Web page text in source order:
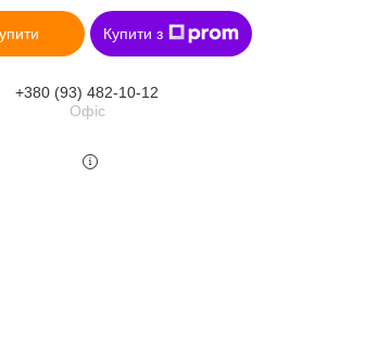
Купити з
+380 (93) 482-10-12
Офіс